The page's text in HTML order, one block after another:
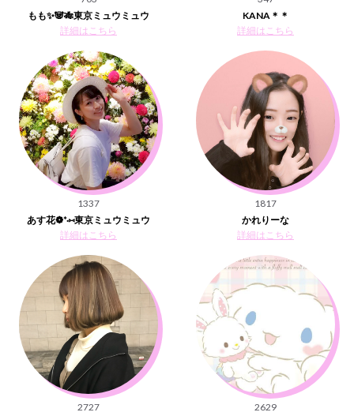
もも✨🐼🎋東京ミュウミュウ
詳細はこちら
KANA＊＊
詳細はこちら
1337
あす花❁*·⑅東京ミュウミュウ
詳細はこちら
1817
かれりーな
詳細はこちら
2727 2629